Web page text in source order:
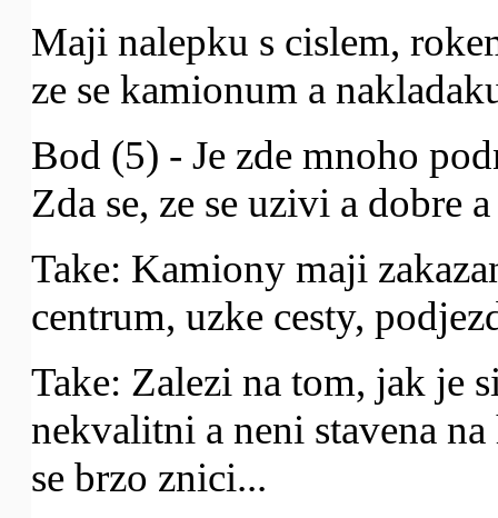
Maji nalepku s cislem,
ze se kamionum a
Bod (5) - Je zde mnoho
Zda se, ze se uzivi a dobre
Take: Kamiony maji
centrum, uzke cesty,
Take: Zalezi na tom, jak je
nekvalitni a neni stavena
se brzo znici...